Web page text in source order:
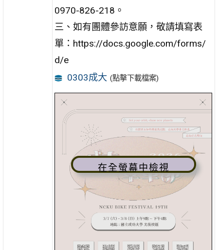
0970-826-218。
三、如有團體參訪意願，敬請填寫表
單：https://docs.google.com/forms/
d/e
0303成大 (點擊下載檔案)
在全螢幕中檢視